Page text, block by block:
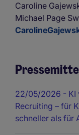
Caroline
Michael Page
22/05/2026 - KI
Recruiting – für
schneller als für